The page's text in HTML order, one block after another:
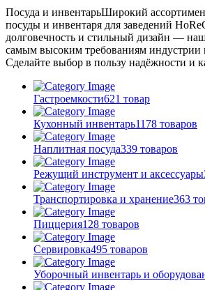
Посуда и инвентарьШирокий
посуды и инвентаря для заведений
долговечность и стильный дизайн —
самым высоким требованиям индустрии
Сделайте выбор в пользу надёжности и
Гастроемкости621 товар
Кухонный инвентарь1178 товаров
Наплитная посуда339 товаров
Режущий инструмент и аксессуары
Транспортировка и хранение363
Пиццерия128 товаров
Сервировка495 товаров
Уборочный инвентарь и